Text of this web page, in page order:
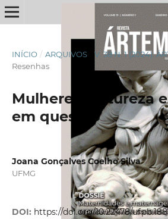
INÍCIO / ARQUIVOS V. 38 N. 1 (2024):
Resenhas
Mulheres, natureza
em questão
Joana Gonçalves Coelho Silva
UFMG
DOI: https://doi.org/10.22478/